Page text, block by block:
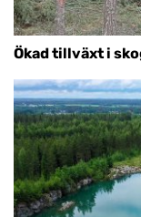
Ökad tillväxt i